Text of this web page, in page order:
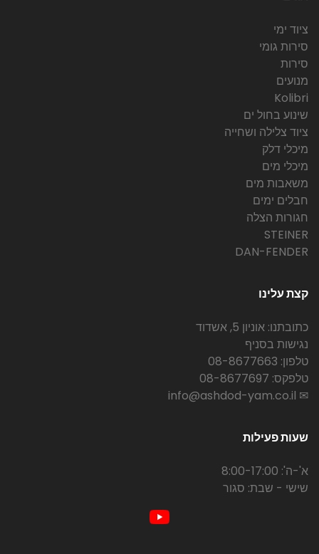
ציוד ימי
סירות גומי
סירות
מנועים
Kolibri
שינוע בחול ים
ציוד צלילה ושחייה
מיכלי דלק
מיכלי מים
משאבות מים
חבלים ימים
חגורות הצלה
STEINER
DAN-FENDER
קצת עלינו
כתובתנו: אוניון 5, אשדוד
נגישות בסניף
טלפון: 08-8677663
טלפקס: 08-8677697
✉ info@ashdod-yam.co.il
שעות פעילות
א'-ה': 8:00-17:00
שישי - שבת: סגור